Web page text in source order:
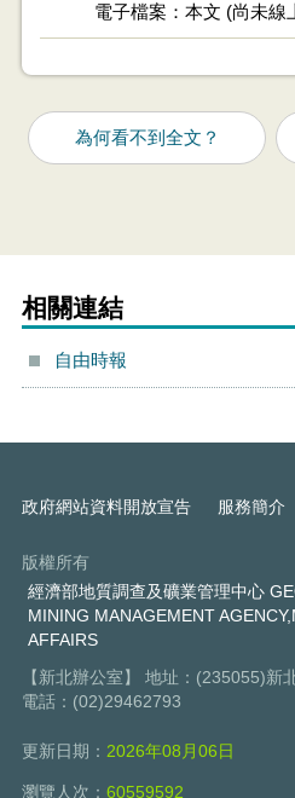
電子檔案 本文 (尚未線
為何看不到全文？
相關連結
自由時報
政府網站資料開放宣告 服務簡介
版權所有
經濟部地質調查及礦業管理中心
MINING MANAGEMENT
AFFAIRS
【新北辦公室】 地址：(235055)
電話：(02)29462793
更新日期： 2026年08月06日
瀏覽人次： 60559592